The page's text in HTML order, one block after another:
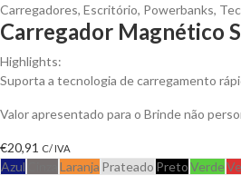
Carregadores, Escritório, Powerbanks,
Carregador Magnético
Highlights:
Suporta a tecnologia de carregamento
Valor apresentado para o Brinde não
€20,91 C/ IVA
Azul Laranja Prateado PretoVerde